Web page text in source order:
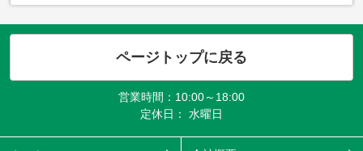
ページトップに戻る
営業時間：10:00～18:00
定休日： 水曜日